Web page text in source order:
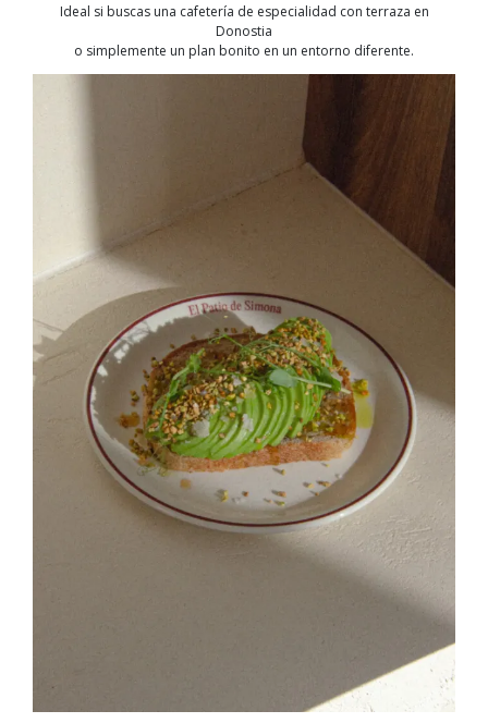
Ideal si buscas una cafetería de especialidad con terraza en
Donostia
o simplemente un plan bonito en un entorno diferente.